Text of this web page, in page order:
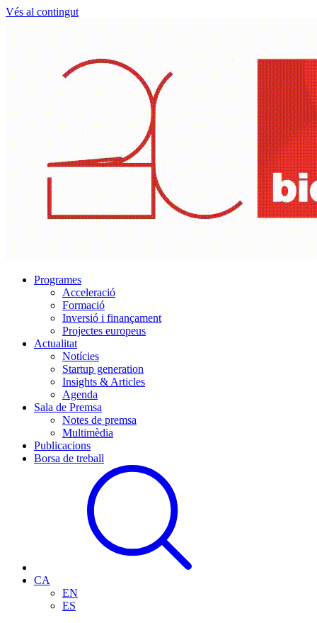
Vés al contingut
Programes
Acceleració
Formació
Inversió i finançament
Projectes europeus
Actualitat
Notícies
Startup generation
Insights & Articles
Agenda
Sala de Premsa
Notes de premsa
Multimèdia
Publicacions
Borsa de treball
CA
EN
ES